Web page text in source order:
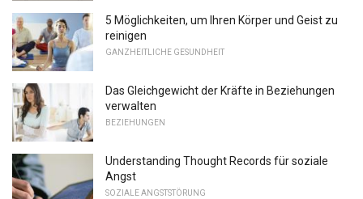
5 Möglichkeiten, um Ihren Körper und Geist zu
reinigen
GANZHEITLICHE GESUNDHEIT
Das Gleichgewicht der Kräfte in Beziehungen
verwalten
BEZIEHUNGEN
Understanding Thought Records für soziale
Angst
SOZIALE ANGSTSTÖRUNG